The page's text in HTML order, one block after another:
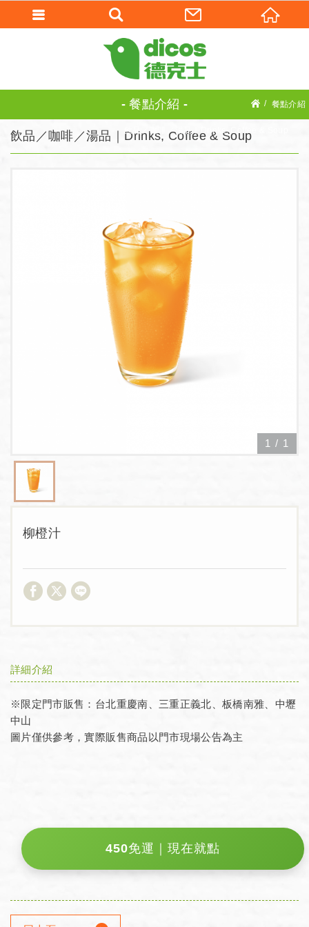
餐點介紹 餐點介紹
飲品／咖啡／湯品｜Drinks, Coffee & Soup
飲品／咖啡／湯品｜Drinks, Coffee & Soup
柳橙汁
1 / 1
詳細介紹
※限定門市販售：台北重慶南、三重正義北、板橋南雅、中壢
中山
圖片僅供參考，實際販售商品以門市現場公告為主
450免運｜現在就點